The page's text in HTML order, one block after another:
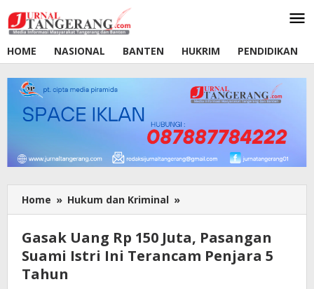
ke
konten
HOME
NASIONAL BANTEN HUKRIM PENDIDIKAN
Home » Hukum dan Kriminal »
Uang
150
Juta,
Gasak Uang Rp 150 Juta, Pasangan
Suami Istri Ini Terancam Penjara 5
Tahun